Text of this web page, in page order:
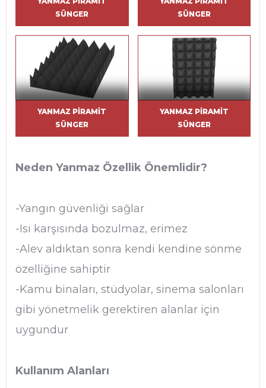
SÜNGER
SÜNGER
YANMAZ PIRAMIT
SÜNGER
YANMAZ PIRAMIT
SÜNGER
Neden Yanmaz Özellik Önemlidir?
-Yangın güvenliği sağlar
-Isı karşısında bozulmaz, erimez
-Alev aldıktan sonra kendi kendine sönme
özelliğine sahiptir
-Kamu binaları, stüdyolar, sinema salonları
gibi yönetmelik gerektiren alanlar için
uygundur
Kullanım Alanları